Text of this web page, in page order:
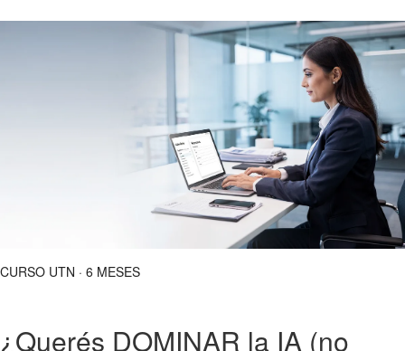
CURSO UTN · 6 MESES
¿Querés DOMINAR la IA (no